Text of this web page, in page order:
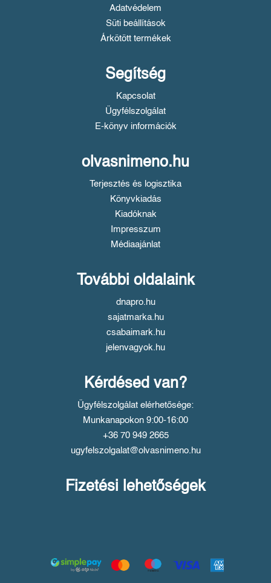
Adatvédelem
Süti beállítások
Árkötött termékek
Segítség
Kapcsolat
Ügyfélszolgálat
E-könyv információk
olvasnimeno.hu
Terjesztés és logisztika
Könyvkiadás
Kiadóknak
Impresszum
Médiaajánlat
További oldalaink
dnapro.hu
sajatmarka.hu
csabaimark.hu
jelenvagyok.hu
Kérdésed van?
Ügyfélszolgálat elérhetősége:
Munkanapokon 9:00-16:00
+36 70 949 2665
ugyfelszolgalat@olvasnimeno.hu
Fizetési lehetőségek